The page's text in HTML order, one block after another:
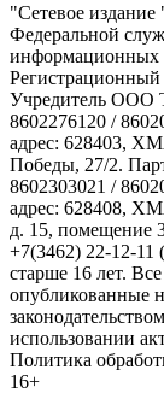
"Сетевое
Федеральной
информационных
Учредитель ООО
8602276120 /
адрес: 628403,
Победы, 27/2.
8602303021 /
адрес: 628408,
д. 15, помещение
+7(3462) 22-12-11
старше 16 лет.
опубликованные
использовании
Политика
16+